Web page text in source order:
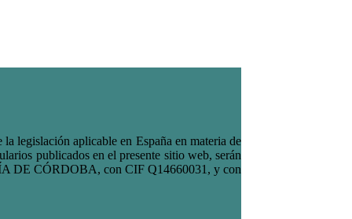
legislación aplicable en España en materia de
publicados en el presente sitio web, serán
DE CÓRDOBA, con CIF Q14660031, y con